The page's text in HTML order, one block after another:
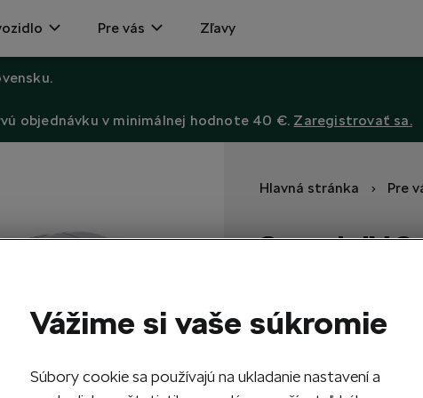
Pre vás Zľavy
objednávku v minimálnej hodnote 40 €. Zaregistrovať sa.
Hlavná stránka Pre
Superb IV
V priehľadnom boxe na
45,90
Vážime si vaše súkromie
Súbory cookie sa používajú na ukladanie nastavení a